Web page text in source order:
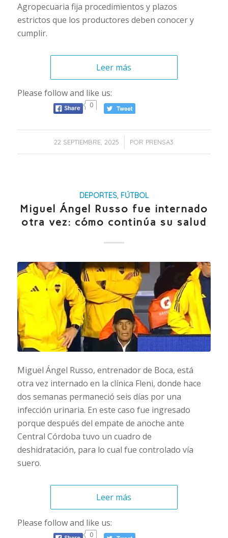
Agropecuaria fija procedimientos y plazos
estrictos que los productores deben conocer y
cumplir.
Leer más
Please follow and like us:
0
22 SEPTIEMBRE, 2025
/ POR PRENSA3
DEPORTES, FÚTBOL
Miguel Ángel Russo fue internado
otra vez: cómo continúa su salud
Miguel Ángel Russo, entrenador de Boca, está
otra vez internado en la clínica Fleni, donde hace
dos semanas permaneció seis días por una
infección urinaria. En este caso fue ingresado
porque después del empate de anoche ante
Central Córdoba tuvo un cuadro de
deshidratación, para lo cual fue controlado vía
suero.
Leer más
Please follow and like us:
0